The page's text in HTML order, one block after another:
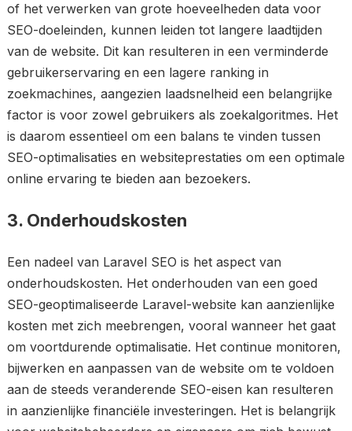
of het verwerken van grote hoeveelheden data voor
SEO-doeleinden, kunnen leiden tot langere laadtijden
van de website. Dit kan resulteren in een verminderde
gebruikerservaring en een lagere ranking in
zoekmachines, aangezien laadsnelheid een belangrijke
factor is voor zowel gebruikers als zoekalgoritmes. Het
is daarom essentieel om een balans te vinden tussen
SEO-optimalisaties en websiteprestaties om een optimale
online ervaring te bieden aan bezoekers.
3. Onderhoudskosten
Een nadeel van Laravel SEO is het aspect van
onderhoudskosten. Het onderhouden van een goed
SEO-geoptimaliseerde Laravel-website kan aanzienlijke
kosten met zich meebrengen, vooral wanneer het gaat
om voortdurende optimalisatie. Het continue monitoren,
bijwerken en aanpassen van de website om te voldoen
aan de steeds veranderende SEO-eisen kan resulteren
in aanzienlijke financiële investeringen. Het is belangrijk